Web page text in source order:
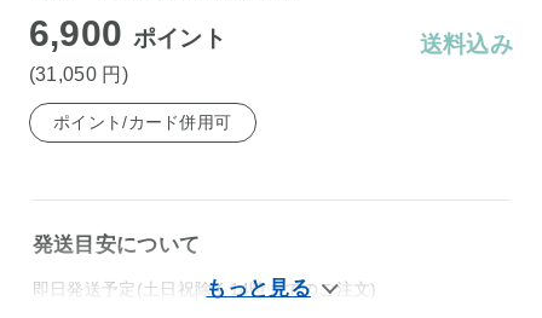
6,900 ポイント
(31,050 円 )
送料込み
ポイント/カード併用可
発送目安について
即日発送予定(土日祝除く14時までのご注文)